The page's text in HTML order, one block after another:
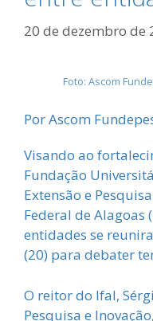
20 de dezembro de
Foto: Ascom
Por Ascom
Visando ao
Fundação
Extensão e
Federal de Alagoas
entidades se
(20) para debater
O reitor do Ifal,
Pesquisa e